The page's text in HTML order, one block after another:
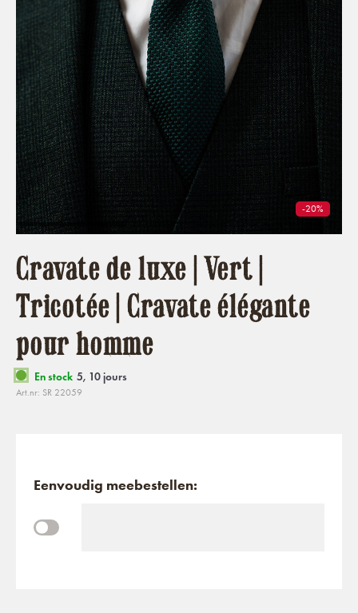
-20%
Cravate de luxe | Vert |
Tricotée | Cravate élégante
pour homme
En stock 5, 10 jours
Art.nr: SR 22059
Eenvoudig meebestellen: